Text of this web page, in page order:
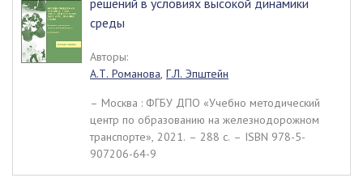
решений в условиях высокой динамики
среды
Авторы:
А.Т. Романова, Г.Л. Эпштейн
– Москва : ФГБУ ДПО «Учебно методический
центр по образованию на железнодорожном
транспорте», 2021. – 288 c. – ISBN 978-5-
907206-64-9